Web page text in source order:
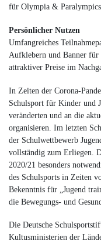
für Olympia & Paralympics
Persönlicher Nutzen
Umfangreiches
Aufklebern und Banner für
attraktiver Preise im
In Zeiten der Corona-
Schulsport für Kinder und
veränderten und an die
organisieren. Im letzten
der Schulwettbewerb
vollständig zum Erliegen.
2020/21 besonders
des Schulsports in Zeiten
Bekenntnis für „Jugend
die Bewegungs- und
Die Deutsche
Kultusministerien der